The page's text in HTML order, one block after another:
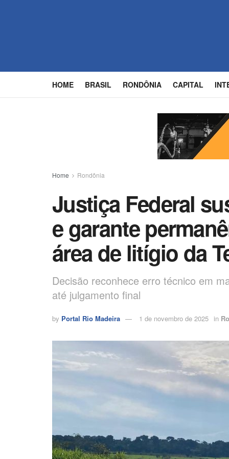
HOME BRASIL RONDÔNIA CAPITAL
Home Rondônia
Justiça Federal
e garante
área de litígio da
Decisão reconhece erro técnico em
até julgamento final
by Portal Rio Madeira 1 de novembro de 2025 in